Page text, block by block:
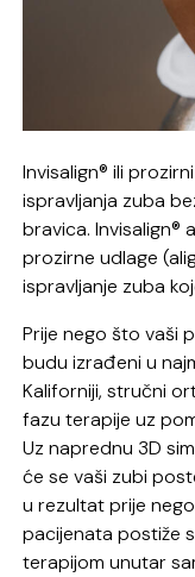
Invisalign® ili
ispravljanja zuba
bravica. Invisalign®
prozirne udlage
ispravljanje zuba
Prije nego što vaši
budu izrađeni u
Kaliforniji, stručni
fazu terapije uz
Uz naprednu 3D
će se vaši zubi
u rezultat prije
pacijenata postiže
terapijom unutar